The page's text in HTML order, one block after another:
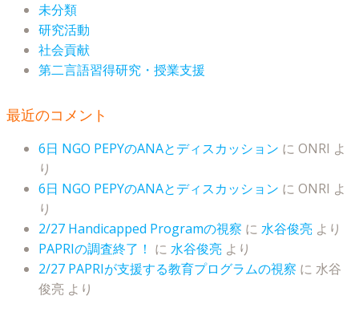
未分類
研究活動
社会貢献
第二言語習得研究・授業支援
最近のコメント
6日 NGO PEPYのANAとディスカッション に ONRI よ
り
6日 NGO PEPYのANAとディスカッション に ONRI よ
り
2/27 Handicapped Programの視察 に 水谷俊亮 より
PAPRIの調査終了！ に 水谷俊亮 より
2/27 PAPRIが支援する教育プログラムの視察 に 水谷
俊亮 より